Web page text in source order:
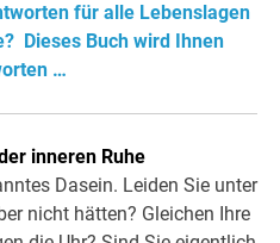
für alle Lebenslagen
Dieses Buch wird Ihnen
…
inneren Ruhe
Dasein. Leiden Sie unter
nicht hätten? Gleichen Ihre